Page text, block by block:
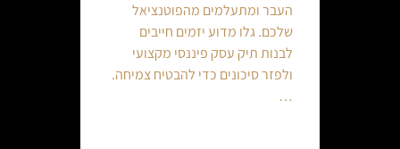
העבר ומתעלמים מהפוטנציאל
שלכם. גלו מדוע יזמים חייבים
לבנות תיק עסק פיננסי מקצועי
ולפזר סיכונים כדי להבטיח צמיחה.
…